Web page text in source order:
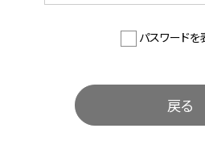
パスワードを
戻る